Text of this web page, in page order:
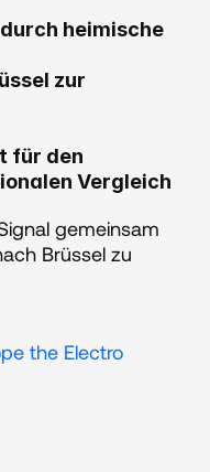
heimische
zur
für den
Vergleich
gemeinsam
Brüssel zu
the Electro